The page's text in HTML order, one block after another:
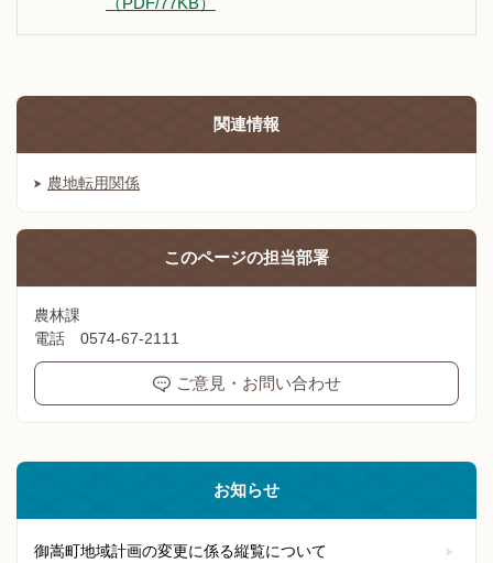
関連情報
農地転用関係
このページの担当部署
農林課
電話 0574-67-2111
ご意見・お問い合わせ
お知らせ
御嵩町地域計画の変更に係る縦覧について